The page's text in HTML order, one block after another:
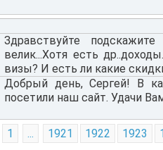
Здравствуйте
велик...Хотя есть
визы? И есть ли какие
Добрый день, Сергей! В
посетили наш сайт. Удачи
1 ... 1921 1922 1923